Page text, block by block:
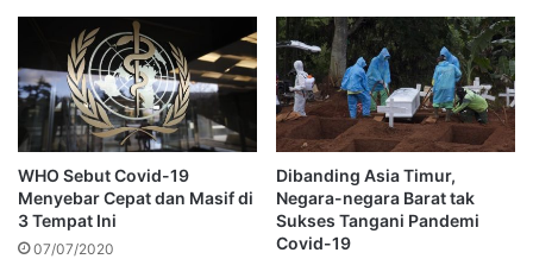
WHO Sebut Covid-19
Menyebar Cepat dan Masif di
3 Tempat Ini
07/07/2020
Dibanding Asia Timur,
Negara-negara Barat tak
Sukses Tangani Pandemi
Covid-19